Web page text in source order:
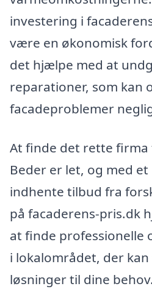
investering i
være en økonomisk
det hjælpe med at
reparationer, som kan
facadeproblemer
At finde det rette firma
Beder er let, og med
indhente tilbud fra
på facaderens-pris.dk
at finde professionelle
i lokalområdet, der
løsninger til dine behov.